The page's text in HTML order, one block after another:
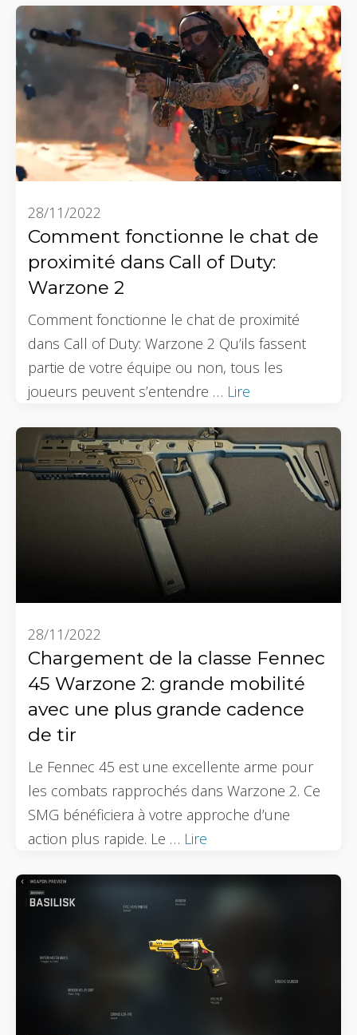
Comment fonctionne le chat de
proximité dans Call of Duty:
Warzone 2
28/11/2022
Comment fonctionne le chat de proximité
dans Call of Duty: Warzone 2 Qu’ils fassent
partie de votre équipe ou non, tous les
joueurs peuvent s’entendre … Lire
Chargement de la classe Fennec
45 Warzone 2: grande mobilité
avec une plus grande cadence
de tir
28/11/2022
Le Fennec 45 est une excellente arme pour
les combats rapprochés dans Warzone 2. Ce
SMG bénéficiera à votre approche d’une
action plus rapide. Le … Lire